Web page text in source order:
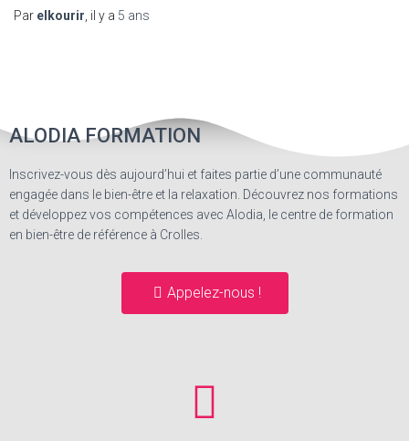
Par elkourir, il y a 5 ans
ALODIA FORMATION
Inscrivez-vous dès aujourd’hui et faites partie d’une communauté
engagée dans le bien-être et la relaxation. Découvrez nos formations
et développez vos compétences avec Alodia, le centre de formation
en bien-être de référence à Crolles.
Appelez-nous !